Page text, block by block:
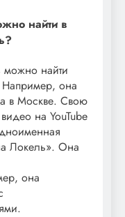
найти в
найти
Например, она
в Москве. Свою
на YouTube
Локель». Она
она